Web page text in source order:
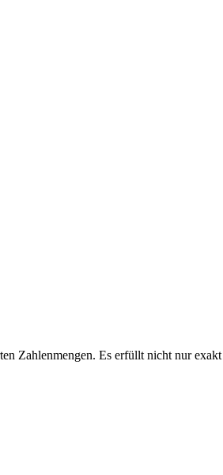
Zahlenmengen. Es erfüllt nicht nur